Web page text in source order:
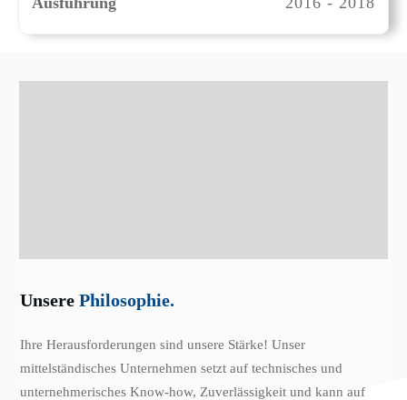
Unsere Philosophie.
Ihre Herausforderungen sind unsere Stärke! Unser
mittelständisches Unternehmen setzt auf technisches und
unternehmerisches Know-how, Zuverlässigkeit und kann auf